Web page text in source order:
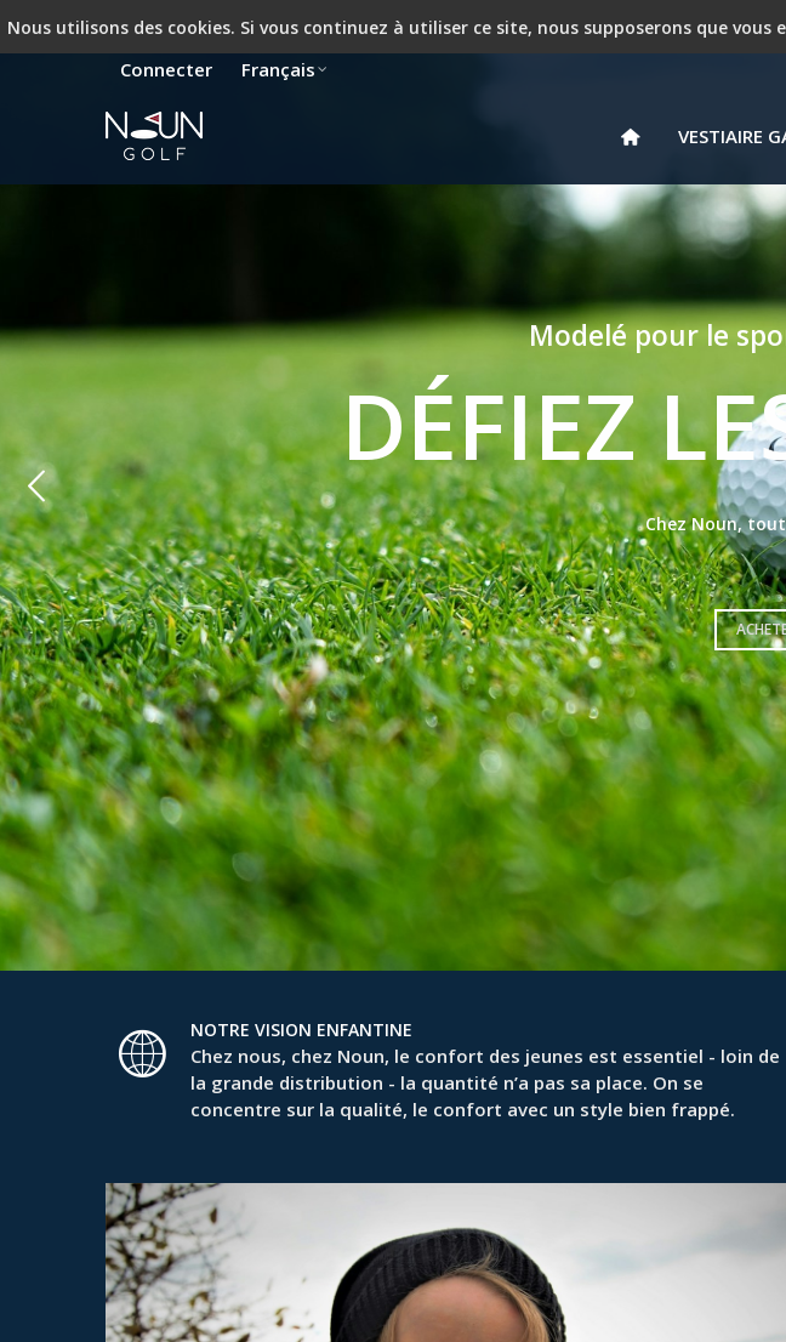
PROMOTION - 25 %
Connecter
Français
VESTIAIRE
Modelé pour le
DÉFIEZ
Chez Noun,
NOTRE VISION ENFANTINE
Chez nous, chez Noun, le confort des jeunes est essentiel - loin de
la grande distribution - la quantité n’a pas sa place. On se
concentre sur la qualité, le confort avec un style bien frappé.
Nous utilisons des cookies. Si vous continuez à utiliser ce site, nous supposerons que vous